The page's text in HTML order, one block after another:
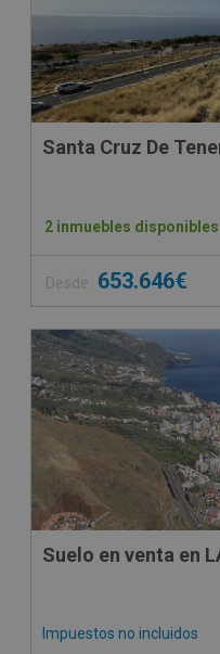
Santa Cruz De
2 inmuebles disponibles
Desde 653.646€
Suelo en venta en
Impuestos no incluidos